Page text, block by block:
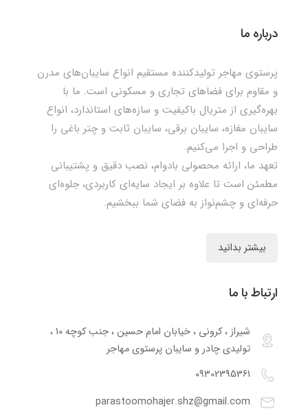
درباره ما
پرستوی مهاجر تولیدکننده مستقیم انواع سایبان‌های مدرن
و مقاوم برای فضاهای تجاری و مسکونی است. ما با
بهره‌گیری از متریال باکیفیت و سازه‌های استاندارد، انواع
سایبان مغازه، سایبان برقی، سایبان ثابت و چتر باغی را
طراحی و اجرا می‌کنیم.
تعهد ما، ارائه محصولی بادوام، نصب دقیق و پشتیبانی
مطمئن است تا علاوه بر ایجاد سایه‌ای کاربردی، جلوه‌ای
حرفه‌ای و چشم‌نواز به فضای شما ببخشیم.
بیشتر بدانید
ارتباط با ما
شیراز ، کرونی ، خیابان امام حسین ، جنب کوچه 10 ،
تولیدی چادر و سایبان پرستوی مهاجر
09302395361
parastoomohajer.shz@gmail.com